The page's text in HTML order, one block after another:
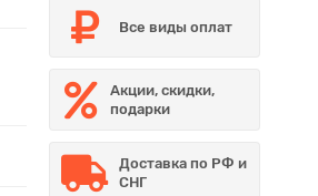
Все виды оплат
Акции, скидки,
подарки
Доставка по РФ и
СНГ